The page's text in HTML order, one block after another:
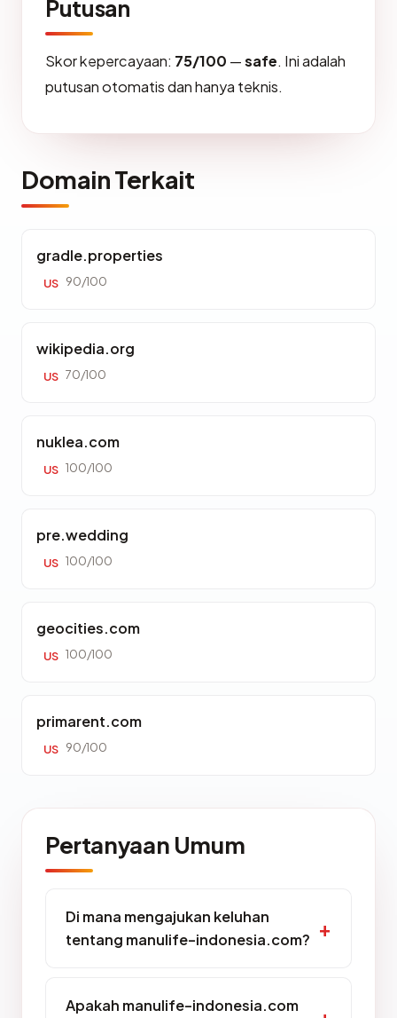
Putusan
Skor kepercayaan: 75/100 —safe. Ini adalah
putusan otomatis dan hanya teknis.
Domain Terkait
gradle.properties
US 90/100
wikipedia.org
US 70/100
nuklea.com
US 100/100
pre.wedding
US 100/100
geocities.com
US 100/100
primarent.com
US 90/100
Pertanyaan Umum
Di mana mengajukan keluhan
tentang manulife-indonesia.com?
Apakah manulife-indonesia.com